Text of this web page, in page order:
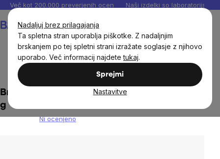
Nadaljuj brez prilagajanja
Ta spletna stran uporablja piškotke. Z nadaljnjim
brskanjem po tej spletni strani izražate soglasje z njihovo
uporabo. Več informacij najdetetukaj.
Sprejmi
Nastavitve
Preskoči
vsebino
Več kot 200.000 preverjenih ocen Naši izdelki so laboratorijsko
Naravna sladila
BrainMax Pure® Pastirani čebelji med, 950
g
Ni ocenjeno